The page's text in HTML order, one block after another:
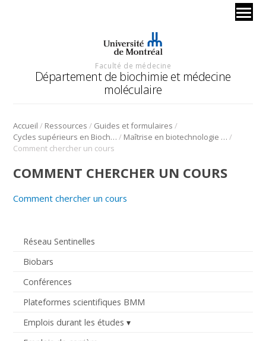
Faculté de médecine
Département de biochimie et médecine
moléculaire
Accueil / Ressources / Guides et formulaires /
Cycles supérieurs en Biochimie / Maîtrise en biotechnologie appliquée au milieu industriel /
Comment chercher un cours
Réseau Sentinelles
Biobars
Conférences
Plateformes scientifiques BMM
Emplois durant les études
COMMENT CHERCHER UN COURS
Comment chercher un cours